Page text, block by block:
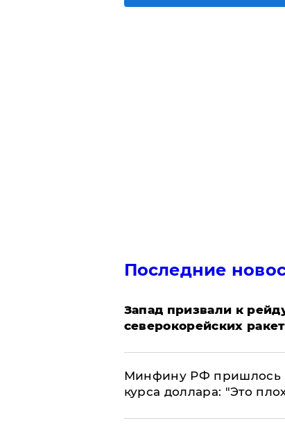
Последние
Запад призвали к
северокорейских
Минфину РФ пришлось
курса доллара: "Это